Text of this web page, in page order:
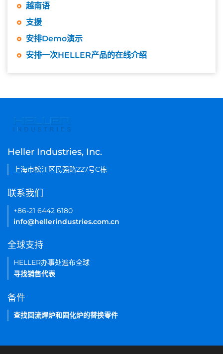
越南语
支援
安排Demo演示
安排一次HELLER产品的在线介绍
Heller Industries, Inc.
上海市松江区民强路227号C栋
联系我们
+86-21 6442 6180
info@hellerindustries.com.cn
全球支持
HELLER办事处遍布全球
寻找销售代表
备件
查找回流焊炉和固化炉的替换零件